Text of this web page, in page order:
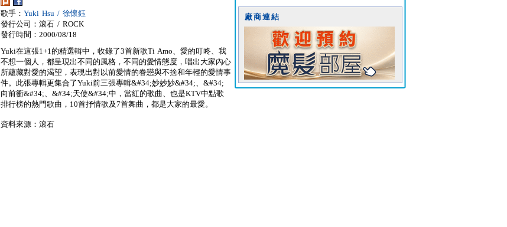
歌手： Yuki Hsu / 徐懷鈺
發行公司：滾石 / ROCK
發行時間：2000/08/18
Yuki在這張1+1的精選輯中，收錄了3首新歌Ti Amo、愛的叮咚、我
不想一個人，都呈現出不同的風格，不同的愛情態度，唱出大家內心
所蘊藏對愛的渴望，表現出對以前愛情的眷戀與不捨和年輕的愛情事
件。此張專輯更集合了Yuki前三張專輯&#34;妙妙妙&#34;、&#34;
向前衝&#34;、&#34;天使&#34;中，當紅的歌曲、也是KTV中點歌
排行榜的熱門歌曲，10首抒情歌及7首舞曲，都是大家的最愛。
資料來源：滾石
廠商連結